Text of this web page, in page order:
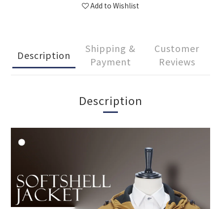
Add to Wishlist
Description
Shipping &
Payment
Customer
Reviews
Description